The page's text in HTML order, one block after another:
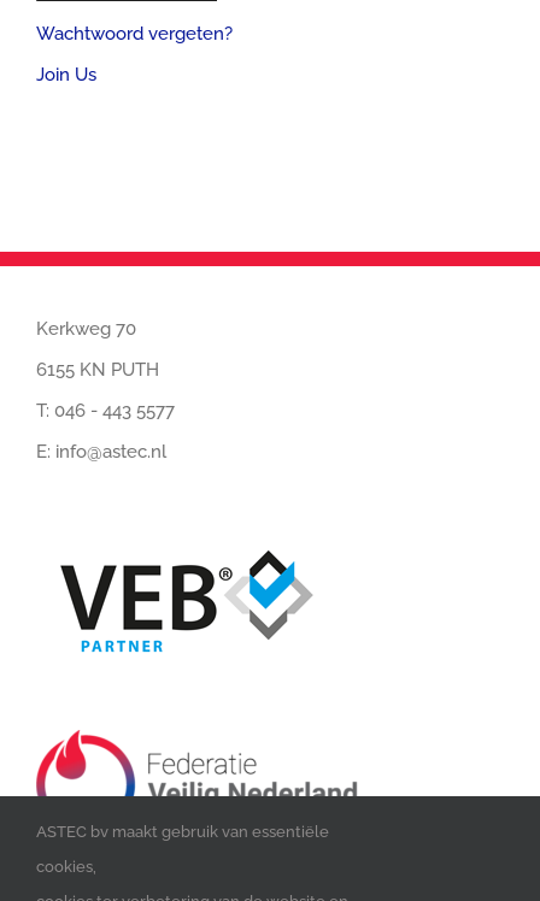
Wachtwoord vergeten?
Join Us
Kerkweg 70
6155 KN PUTH
T: 046 - 443 5577
E: info@astec.nl
ASTEC bv maakt gebruik van essentiële
cookies,